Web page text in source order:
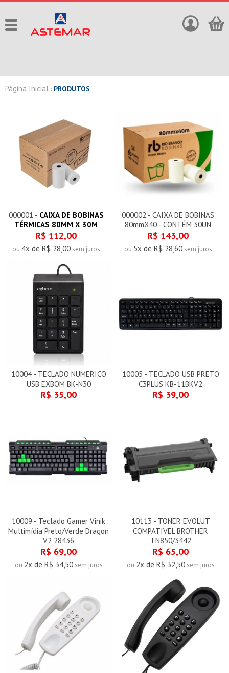
Página Inicial : PRODUTOS
000001 - CAIXA DE BOBINAS
TÉRMICAS 80MM X 30M
R$ 112,00
ou 4x de R$ 28,00sem juros
000002 - CAIXA DE BOBINAS
80mmX40 - CONTÉM 30UN
R$ 143,00
ou 5x de R$ 28,60sem juros
10004 - TECLADO NUMERICO
USB EXBOM BK-N30
R$ 35,00
10005 - TECLADO USB PRETO
C3PLUS KB-11BKV2
R$ 39,00
10009 - Teclado Gamer Vinik
Multimídia Preto/Verde Dragon
V2 28436
R$ 69,00
ou 2x de R$ 34,50sem juros
10113 - TONER EVOLUT
COMPATIVEL BROTHER
TN850/3442
R$ 65,00
ou 2x de R$ 32,50sem juros